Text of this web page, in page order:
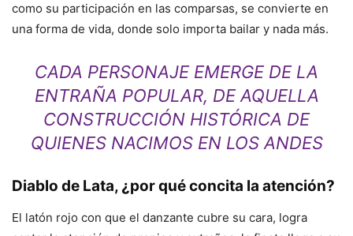
como su participación en las comparsas, se convierte en
una forma de vida, donde solo importa bailar y nada más.
CADA PERSONAJE EMERGE DE LA
ENTRAÑA POPULAR, DE AQUELLA
CONSTRUCCIÓN HISTÓRICA DE
QUIENES NACIMOS EN LOS ANDES
Diablo de Lata, ¿por qué concita la atención?
El latón rojo con que el danzante cubre su cara, logra